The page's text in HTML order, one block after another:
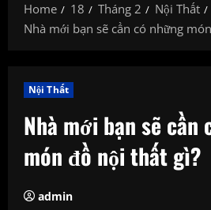
Home 18 Tháng 2
Nội Thất
Nhà mới bạn sẽ cần có những
Nội Thất
Nhà mới bạn sẽ cần
món đồ nội thất gì?
admin